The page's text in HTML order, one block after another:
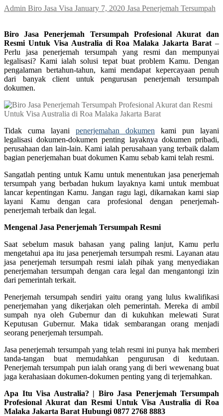
Admin Biro Jasa Visa January 7, 2020 Jasa Penerjemah Tersumpah
Biro Jasa Penerjemah Tersumpah Profesional Akurat dan
Resmi Untuk Visa Australia di Roa Malaka Jakarta Barat –
Perlu jasa penerjemah tersumpah yang resmi dan mempunyai
legalisasi? Kami ialah solusi tepat buat problem Kamu. Dengan
pengalaman bertahun-tahun, kami mendapat kepercayaan penuh
dari banyak client untuk pengurusan penerjemah tersumpah
dokumen.
Tidak cuma layani penerjemahan dokumen kami pun layani
legalisasi dokumen-dokumen penting layaknya dokumen pribadi,
perusahaan dan lain-lain. Kami ialah perusahaan yang terbaik dalam
bagian penerjemahan buat dokumen Kamu sebab kami telah resmi.
Sangatlah penting untuk Kamu untuk menentukan jasa penerjemah
tersumpah yang berbadan hukum layaknya kami untuk membuat
lancar kepentingan Kamu. Jangan ragu lagi, dikarnakan kami siap
layani Kamu dengan cara profesional dengan penerjemah-
penerjemah terbaik dan legal.
Mengenal Jasa Penerjemah Tersumpah Resmi
Saat sebelum masuk bahasan yang paling lanjut, Kamu perlu
mengetahui apa itu jasa penerjemah tersumpah resmi. Layanan atau
jasa penerjemah tersumpah resmi ialah pihak yang menyediakan
penerjemahan tersumpah dengan cara legal dan mengantongi izin
dari pemerintah terkait.
Penerjemah tersumpah sendiri yaitu orang yang lulus kwalifikasi
penerjemahan yang dikerjakan oleh pemerintah. Mereka di ambil
sumpah nya oleh Gubernur dan di kukuhkan melewati Surat
Keputusan Gubernur. Maka tidak sembarangan orang menjadi
seorang penerjemah tersumpah.
Jasa penerjemah tersumpah yang telah resmi ini punya hak memberi
tanda-tangan buat memudahkan pengurusan di kedutaan.
Penerjemah tersumpah pun ialah orang yang di beri wewenang buat
jaga kerahasiaan dokumen-dokumen penting yang di terjemahkan.
Apa Itu Visa Australia? | Biro Jasa Penerjemah Tersumpah
Profesional Akurat dan Resmi Untuk Visa Australia di Roa
Malaka Jakarta Barat Hubungi 0877 2768 8883